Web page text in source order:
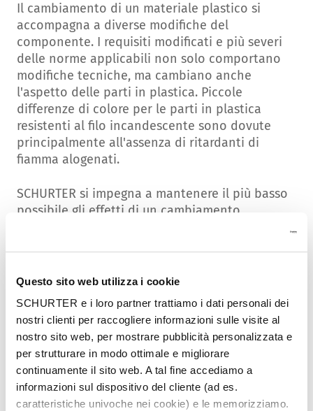
Questo sito web utilizza i cookie
SCHURTER e i loro partner trattiamo i dati personali dei
nostri clienti per raccogliere informazioni sulle visite al
nostro sito web, per mostrare pubblicità personalizzata e
per strutturare in modo ottimale e migliorare
continuamente il sito web. A tal fine accediamo a
informazioni sul dispositivo del cliente (ad es.
caratteristiche univoche nei cookie) e le memorizziamo.
Il cambiamento di un materiale plastico si
accompagna a diverse modifiche del
componente. I requisiti modificati e più severi
delle norme applicabili non solo comportano
modifiche tecniche, ma cambiano anche
l'aspetto delle parti in plastica. Piccole
differenze di colore per le parti in plastica
resistenti al filo incandescente sono dovute
principalmente all'assenza di ritardanti di
fiamma alogenati.
SCHURTER si impegna a mantenere il più basso
possibile gli effetti di un cambiamento
differenze di colore.
Identificazione/data del lotto
Tutte le varianti di prodotto che sono state
modificate durante la produzione sono
elencate in questa tabella riepilogativa. Qui è
riportata anche la data del lotto di produzione